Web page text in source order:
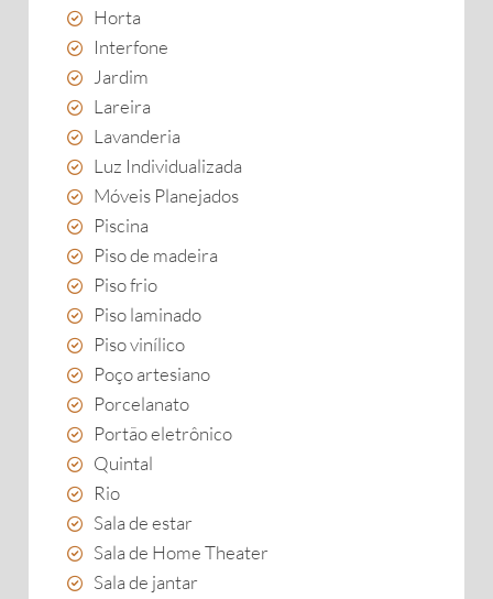
Horta
Interfone
Jardim
Lareira
Lavanderia
Luz Individualizada
Móveis Planejados
Piscina
Piso de madeira
Piso frio
Piso laminado
Piso vinílico
Poço artesiano
Porcelanato
Portão eletrônico
Quintal
Rio
Sala de estar
Sala de Home Theater
Sala de jantar